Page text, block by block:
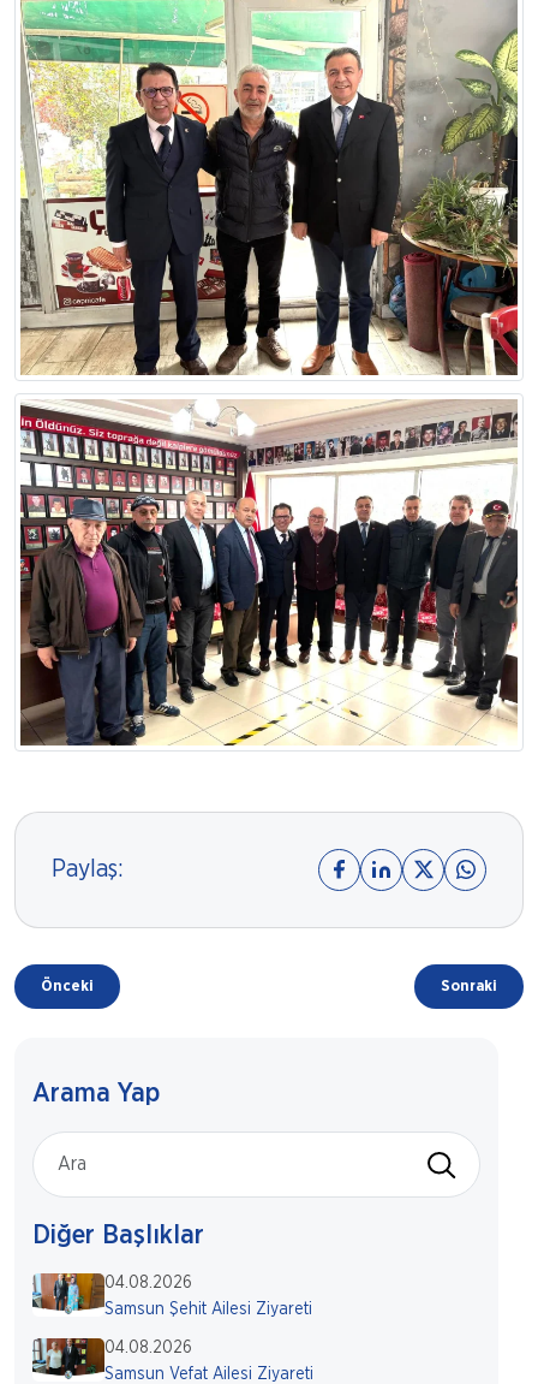
Paylaş:
Önceki Sonraki
Arama Yap
Diğer Başlıklar
04.08.2026
Samsun Şehit Ailesi Ziyareti
04.08.2026
Samsun Vefat Ailesi Ziyareti